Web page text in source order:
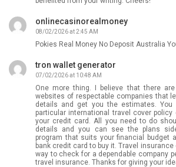
onlinecasinorealmoney
08/02/2026 at 2:45 AM
Pokies Real Money No Deposit Australia
tron wallet generator
07/02/2026 at 10:48 AM
One more thing. I believe that there
websites of respectable companies that
details and get you the estimates.
particular international travel cover
your credit card. All you need to do
details and you can see the plans
program that suits your financial budget
bank credit card to buy it. Travel
way to check for a dependable company
travel insurance. Thanks for giving your